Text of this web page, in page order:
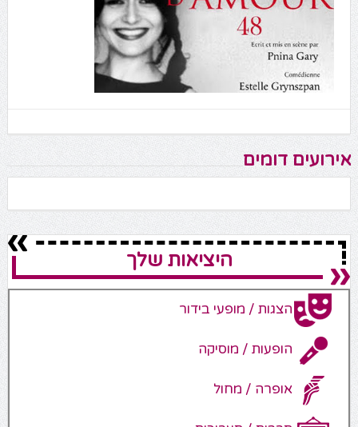
אירועים דומים
היציאות שלך
הצגות / מופעי בידור
הופעות / מוסיקה
אופרה / מחול